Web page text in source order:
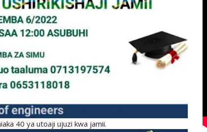
40 ya utoaji ujuzi kwa jamii.